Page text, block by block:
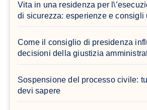
Vita in una residenza per
di sicurezza: esperienze e consigli
Come il consiglio di presidenza
decisioni della giustizia
Sospensione del processo civile:
devi sapere